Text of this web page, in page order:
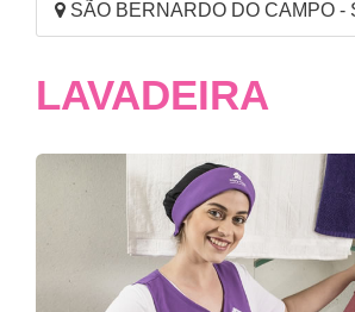
SÃO BERNARDO DO CAMPO -
LAVADEIRA